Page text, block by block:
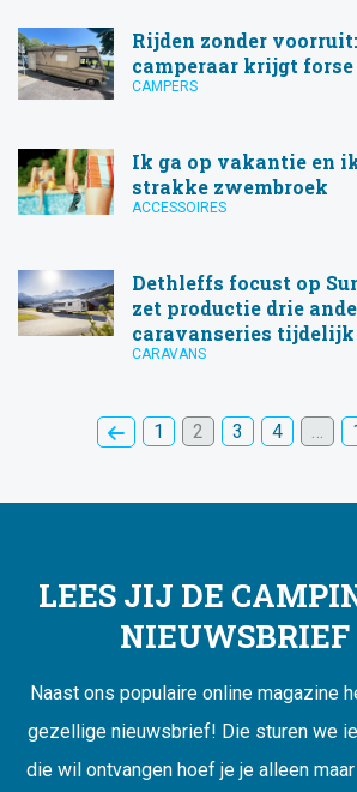
Rijden zonder
camperaar krijgt forse
CAMPERS
Ik ga op vakantie en
strakke zwembroek
ACCESSOIRES
Dethleffs focust op
zet productie drie
caravanseries
CARAVANS
1 2 3 4 …
LEES JIJ DE
NIEUWSBRIEF
Naast ons populaire online magazine
gezellige nieuwsbrief! Die sturen we
die wil ontvangen hoef je je alleen